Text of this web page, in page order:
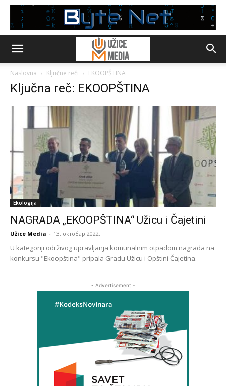
Naslovna Ključne reči EKOOPŠTINA
Ključna reč: EKOOPŠTINA
Ekologija
NAGRADA „EKOOPŠTINA“ Užicu i Čajetini
Užice Media - 13. октобар 2022.
U kategoriji održivog upravljanja komunalnim otpadom nagrada na
konkursu "Ekoopština" pripala Gradu Užicu i Opštini Čajetina.
- Advertisement -